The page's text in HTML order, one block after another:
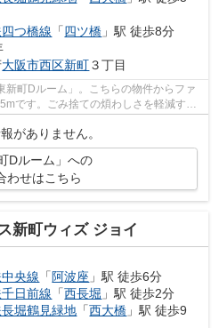
つ橋線 「四ツ橋 」駅 徒歩8分
大阪市西区新町３丁目
新町Dルーム」。こちらの物件からファ
です。ごみ捨ての煩わしさを軽減する
の周...
がありません。
Dルーム」への
わせはこちら
新町ウィズ ジョイ
央線 「 阿波座 」駅 徒歩6分
日前線 「西長堀 」駅 徒歩2分
堀鶴見緑地 「西大橋 」駅 徒歩9